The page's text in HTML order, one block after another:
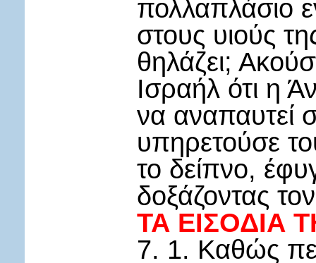
πολλαπλάσιο
στους υιούς
θηλάζει;
Ισραήλ ότι η
να αναπαυτεί
υπηρετούσε
το δείπνο,
δοξάζοντας
ΤΑ ΕΙΣΟΔΙΑ
7. 1. Καθώς